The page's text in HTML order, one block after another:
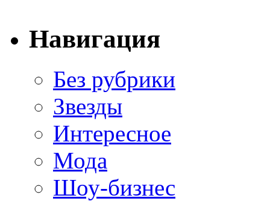
Навигация
Без рубрики
Звезды
Интересное
Мода
Шоу-бизнес